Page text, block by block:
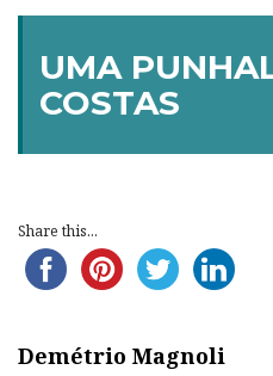
UMA
COSTAS
Share this...
Demétrio Magnoli